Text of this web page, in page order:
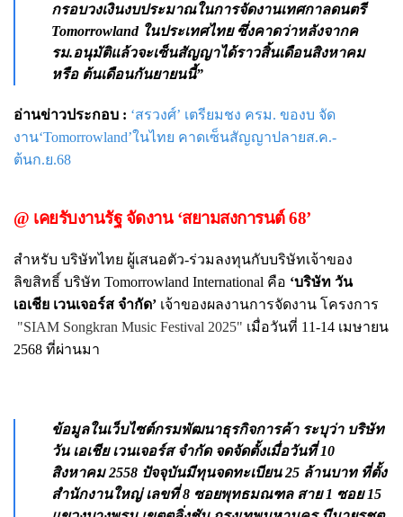
กรอบวงเงินงบประมาณในการจัดงานเทศกาลดนตรี
Tomorrowland ในประเทศไทย ซึ่งคาดว่าหลังจากค
รม.อนุมัติแล้วจะเซ็นสัญญาได้ราวสิ้นเดือนสิงหาคม
หรือ ต้นเดือนกันยายนนี้”
อ่านข่าวประกอบ : ‘สรวงศ์’ เตรียมชง ครม. ของบ จัด
งาน‘Tomorrowland’ในไทย คาดเซ็นสัญญาปลายส.ค.-
ต้นก.ย.68
@ เคยรับงานรัฐ จัดงาน ‘สยามสงการนต์ 68’
สำหรับ บริษัทไทย ผู้เสนอตัว-ร่วมลงทุนกับบริษัทเจ้าของ
ลิขสิทธิ์ บริษัท Tomorrowland International คือ ‘บริษัท วัน
เอเชีย เวนเจอร์ส จำกัด’ เจ้าของผลงานการจัดงาน โครงการ
"SIAM Songkran Music Festival 2025" เมื่อวันที่ 11-14 เมษายน
2568 ที่ผ่านมา
ข้อมูลในเว็บไซต์กรมพัฒนาธุรกิจการค้าระบุว่า บริษัท
วัน เอเชีย เวนเจอร์ส จำกัดจดจัดตั้งเมื่อวันที่ 10
สิงหาคม 2558 ปัจจุบันมีทุนจดทะเบียน 25 ล้านบาท ที่ตั้ง
สำนักงานใหญ่ เลขที่ 8 ซอยพุทธมณฑล สาย 1 ซอย 15